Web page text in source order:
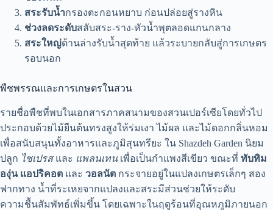
สระรับน้ำกรองตะกอนหยาบ ก่อนปล่อยสู่รางหิน
ช่วงลดระดับสลับสระ-ราง-หัวน้ำพุตลอดแกนกลาง
สระใหญ่ด้านล่างรับน้ำสุดท้าย แล้วระบายกลับสู่การเกษตร
รอบนอก
พืชพรรณและการเกษตรในสวน
รายชื่อพืชที่พบในเอกสารภาคสนามของสวนเปอร์เซียโดยทั่วไป
ประกอบด้วยไม้ยืนต้นทรงสูงให้ร่มเงา ไม้ผล และไม้ดอกกลิ่นหอม
เพื่อสนับสนุนทั้งอาหารและภูมิสุนทรียะ ใน Shazdeh Garden นิยม
ปลูก ไซเปรสและ แพลนเทน เพื่อเป็นกำแพงสีเขียว ขณะที่ ทับทิม
องุ่น แอปริคอต และ วอลนัต กระจายอยู่ในแปลงเกษตรเล็กๆ สอง
ฟากทาง น้ำที่ระเหยจากแปลงและสระมีส่วนช่วยให้ระดับ
ความชื้นสัมพัทธ์เพิ่มขึ้น โดยเฉพาะในฤดูร้อนที่อุณหภูมิภายนอก